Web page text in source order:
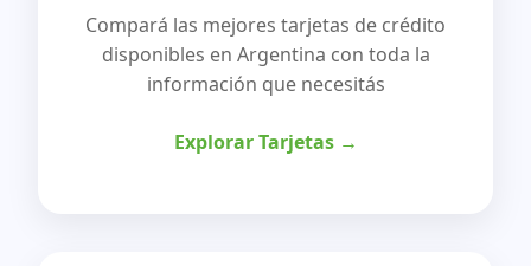
Compará las mejores tarjetas de crédito
disponibles en Argentina con toda la
información que necesitás
Explorar Tarjetas →